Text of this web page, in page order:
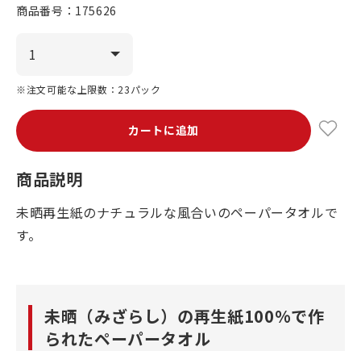
商品番号： 175626
※注文可能な上限数：23パック
カートに追加
商品説明
未晒再生紙のナチュラルな風合いのペーパータオルで
す。
未晒（みざらし）の再生紙100%で作
られたペーパータオル